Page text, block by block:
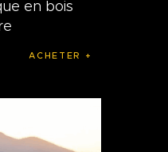
en bois
ACHETER